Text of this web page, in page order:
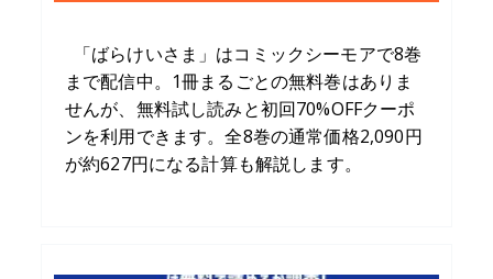
「ばらけいさま」はコミックシーモアで8巻
まで配信中。1冊まるごとの無料巻はありま
せんが、無料試し読みと初回70%OFFクーポ
ンを利用できます。全8巻の通常価格2,090円
が約627円になる計算も解説します。